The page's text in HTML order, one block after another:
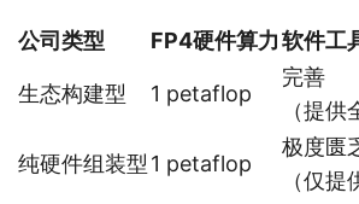
公司类型 FP4硬件算力软件工
生态构建型 1 petaflop
完善
（提供
纯硬件组装型 1 petaflop
极度匮
（仅提